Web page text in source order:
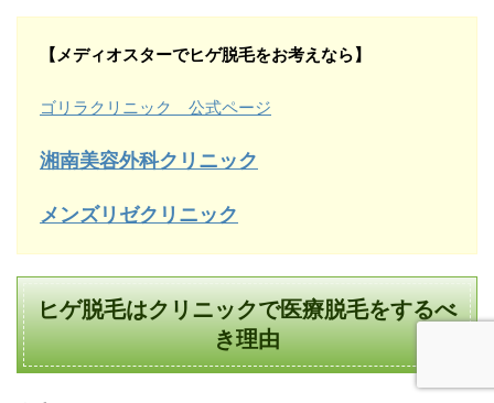
【メディオスターでヒゲ脱毛をお考えなら】
ゴリラクリニック 公式ページ
湘南美容外科クリニック
メンズリゼクリニック
ヒゲ脱毛はクリニックで医療脱毛をするべ
き理由